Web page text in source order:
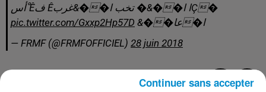
�Çا ا��&� تخب ا��&غربÊ فÊ ْأس
ا�عا��& pic.twitter.com/Gxxp2Hp57D
— FRMF (@FRMFOFFICIEL) 28 juin 2018
Continuer sans accepter